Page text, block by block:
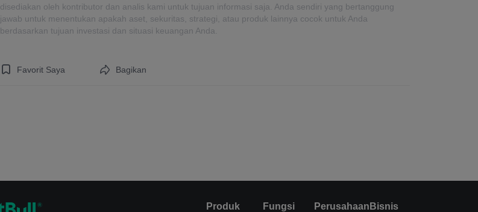
disediakan oleh kontributor dan analis kami untuk tujuan informasi saja. Anda sendiri yang bertanggung
jawab untuk menentukan apakah aset, sekuritas, strategi, atau produk lainnya cocok untuk Anda
berdasarkan tujuan investasi dan situasi keuangan Anda.
Favorit Saya Bagikan
Produk Fungsi Perusahaan Bisnis